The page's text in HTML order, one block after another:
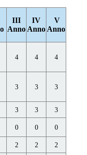
III
Anno
IV
Anno
V
Anno
4 4 4
3 3 3
3 3 3
0 0 0
2 2 2